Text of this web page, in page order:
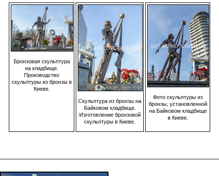
Бронзовая скульптура
на кладбище.
Производство
скульптуры из бронзы в
Киеве.
Скульптура из бронзы на
Байковом кладбище.
Изготовление бронзовой
скульптуры в Киеве.
Фото скульптуры из
бронзы, установленной
на Байковом кладбище
в Киеве.